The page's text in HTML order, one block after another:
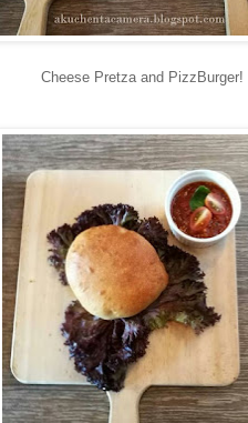
Cheese Pretza and PizzBurger!